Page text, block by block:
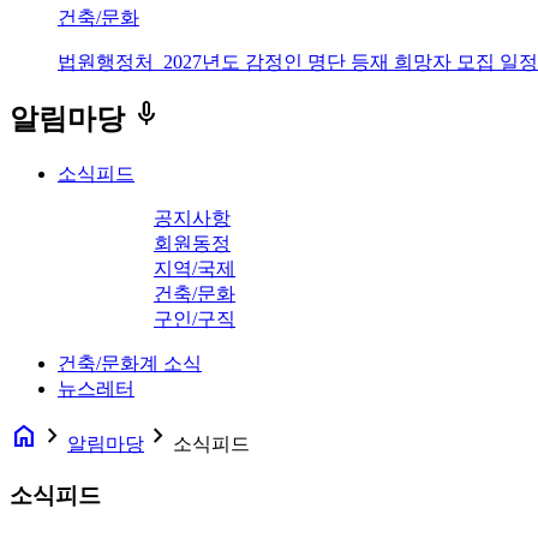
건축/문화
법원행정처_2027년도 감정인 명단 등재 희망자 모집 일
알림마당 keyboard_voice
소식피드
공지사항
회원동정
지역/국제
건축/문화
구인/구직
건축/문화계 소식
뉴스레터
home navigate_next 알림마당 navigate_next 소식피드
소식피드